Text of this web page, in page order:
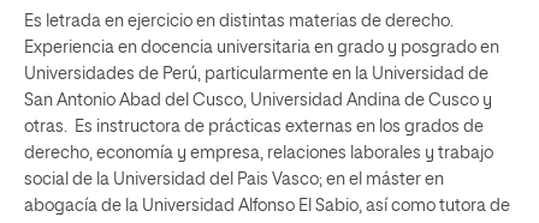
Es letrada en ejercicio en distintas materias de derecho.
Experiencia en docencia universitaria en grado y posgrado en
Universidades de Perú, particularmente en la Universidad de
San Antonio Abad del Cusco, Universidad Andina de Cusco y
otras. Es instructora de prácticas externas en los grados de
derecho, economía y empresa, relaciones laborales y trabajo
social de la Universidad del Pais Vasco; en el máster en
abogacía de la Universidad Alfonso El Sabio, así como tutora de